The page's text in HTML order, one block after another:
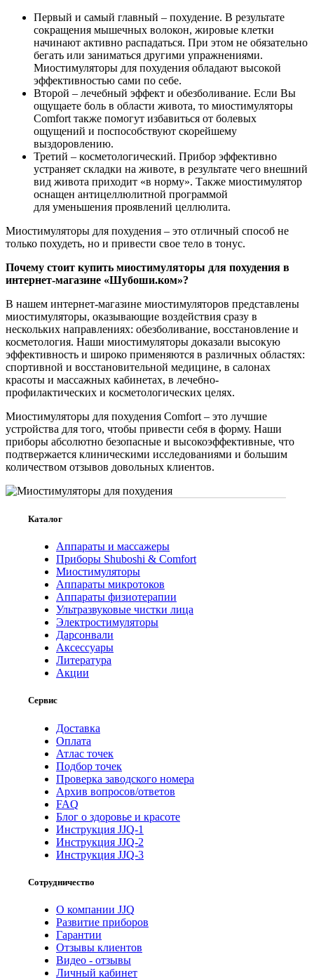
Первый и самый главный – похудение. В результате
сокращения мышечных волокон, жировые клетки
начинают активно распадаться. При этом не обязательно
бегать или заниматься другими упражнениями.
Миостимуляторы для похудения обладают высокой
эффективностью сами по себе.
Второй – лечебный эффект и обезболивание. Если Вы
ощущаете боль в области живота, то миостимуляторы
Comfort также помогут избавиться от болевых
ощущений и поспособствуют скорейшему
выздоровлению.
Третий – косметологический. Прибор эффективно
устраняет складки на животе, в результате чего внешний
вид живота приходит «в норму». Также миостимулятор
оснащен антицеллюлитной программой
для уменьшения проявлений целлюлита.
Миостимуляторы для похудения – это отличный способ не
только похудеть, но и привести свое тело в тонус.
Почему стоит купить миостимуляторы для похудения в
интернет-магазине «Шубоши.ком»?
В нашем интернет-магазине миостимуляторов представлены
миостимуляторы, оказывающие воздействия сразу в
нескольких направлениях: обезболивание, восстановление и
косметология. Наши миостимуляторы доказали высокую
эффективность и широко применяются в различных областях:
спортивной и восстановительной медицине, в салонах
красоты и массажных кабинетах, в лечебно-
профилактических и косметологических целях.
Миостимуляторы для похудения Comfort – это лучшие
устройства для того, чтобы привести себя в форму. Наши
приборы абсолютно безопасные и высокоэффективные, что
подтвержается клиническими исследованиями и большим
количеством отзывов довольных клиентов.
Каталог
Аппараты и массажеры
Приборы Shuboshi & Comfort
Миостимуляторы
Аппараты микротоков
Аппараты физиотерапии
Ультразвуковые чистки лица
Электростимуляторы
Дарсонвали
Аксессуары
Литература
Акции
Сервис
Доставка
Оплата
Атлас точек
Подбор точек
Проверка заводского номера
Архив вопросов/ответов
FAQ
Блог о здоровье и красоте
Инструкция JJQ-1
Инструкция JJQ-2
Инструкция JJQ-3
Сотрудничество
О компании JJQ
Развитие приборов
Гарантии
Отзывы клиентов
Видео - отзывы
Личный кабинет